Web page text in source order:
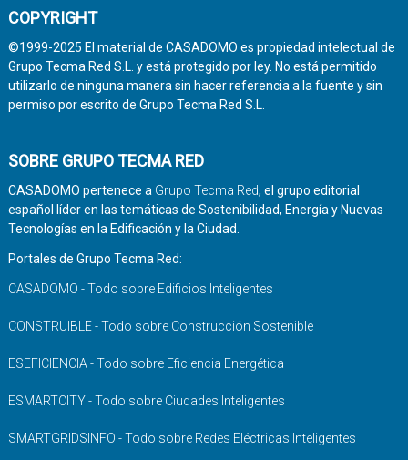
COPYRIGHT
©1999-2025 El material de CASADOMO es propiedad intelectual de
Grupo Tecma Red S.L. y está protegido por ley. No está permitido
utilizarlo de ninguna manera sin hacer referencia a la fuente y sin
permiso por escrito de Grupo Tecma Red S.L.
SOBRE GRUPO TECMA RED
CASADOMO pertenece a Grupo Tecma Red, el grupo editorial
español líder en las temáticas de Sostenibilidad, Energía y Nuevas
Tecnologías en la Edificación y la Ciudad.
Portales de Grupo Tecma Red:
CASADOMO - Todo sobre Edificios Inteligentes
CONSTRUIBLE - Todo sobre Construcción Sostenible
ESEFICIENCIA - Todo sobre Eficiencia Energética
ESMARTCITY - Todo sobre Ciudades Inteligentes
SMARTGRIDSINFO - Todo sobre Redes Eléctricas Inteligentes